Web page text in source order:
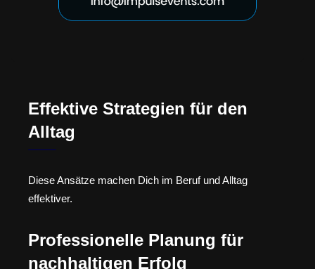
Effektive Strategien für den
Alltag
Diese Ansätze machen Dich im Beruf und Alltag
effektiver.
Professionelle Planung für
nachhaltigen Erfolg